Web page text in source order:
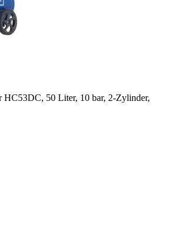
HC53DC, 50 Liter, 10 bar, 2-Zylinder,